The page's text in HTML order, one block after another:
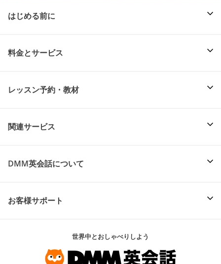
はじめる前に
料金とサービス
レッスン予約・教材
関連サービス
DMM英会話について
お客様サポート
世界中とおしゃべりしよう